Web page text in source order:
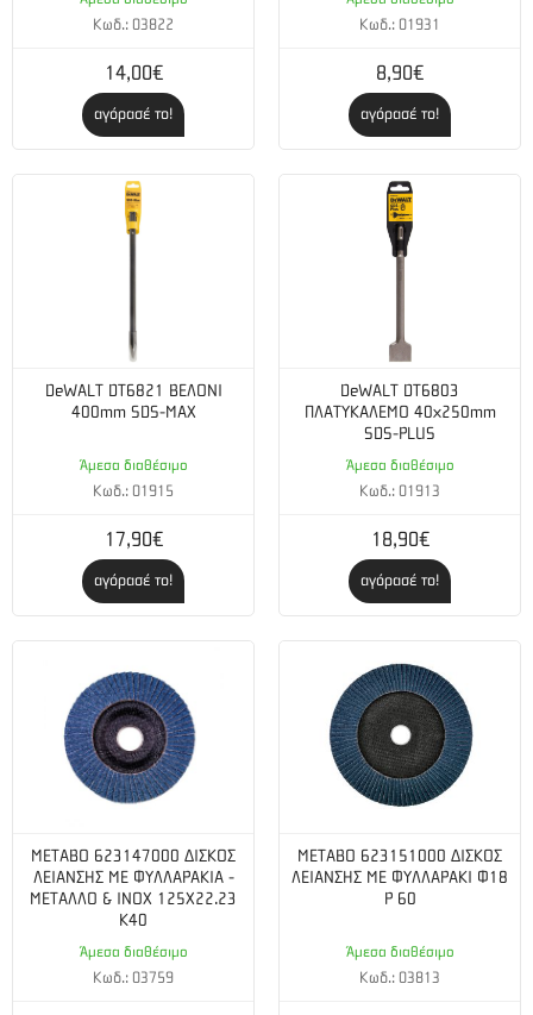
Κωδ.: 03822
14,00€
αγόρασέ το!
Κωδ.: 01931
8,90€
αγόρασέ το!
DeWALT DT6821 ΒΕΛΟΝΙ
400mm SDS-MAX
Άμεσα διαθέσιμο
Κωδ.: 01915
17,90€
αγόρασέ το!
DeWALT DT6803
ΠΛΑΤΥΚΑΛΕΜΟ 40x250mm
SDS-PLUS
Άμεσα διαθέσιμο
Κωδ.: 01913
18,90€
αγόρασέ το!
METABO 623147000 ΔΙΣΚΟΣ
ΛΕΙΑΝΣΗΣ ΜΕ ΦΥΛΛΑΡΑΚΙΑ -
ΜΕΤΑΛΛΟ & INOX 125X22.23
K40
Άμεσα διαθέσιμο
Κωδ.: 03759
METABO 623151000 ΔΙΣΚΟΣ
ΛΕΙΑΝΣΗΣ ΜΕ ΦΥΛΛΑΡΑΚΙ Φ18
P 60
Άμεσα διαθέσιμο
Κωδ.: 03813